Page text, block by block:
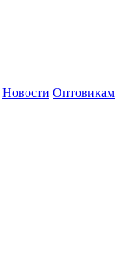
Новости Оптовикам